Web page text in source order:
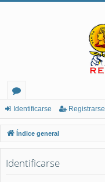
or
os
Identificarse Registrarse
Índice general
Identificarse